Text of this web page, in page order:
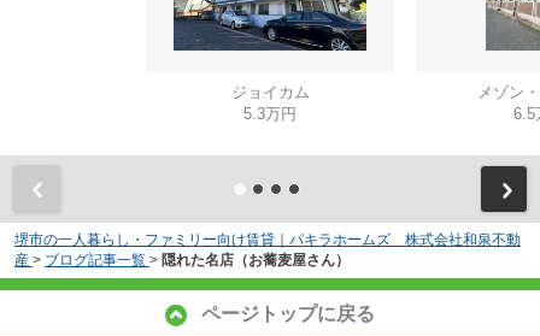
ジョイカム
5.3万円
メゾン
6.5
堺市の一人暮らし・ファミリー向け賃貸｜パキラホームズ 株式会社和泉不動
産 > ブログ記事一覧 > 隠れた名店（お蕎麦屋さん）
ページトップに戻る